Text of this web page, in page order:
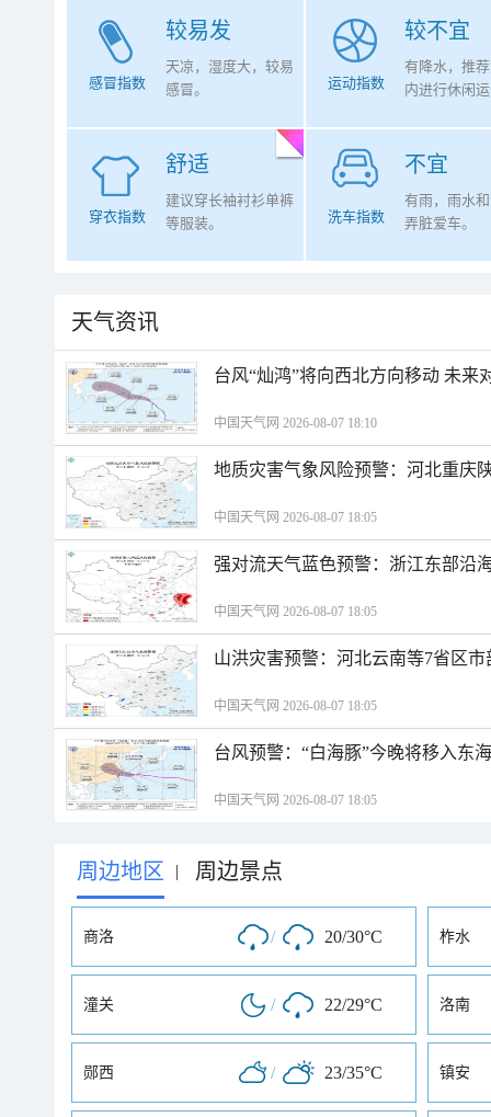
较易发
感冒指数
天凉，湿度大，较易
感冒。
较不宜
运动指数
有降水，推
内进行休闲
舒适
穿衣指数
建议穿长袖衬衫单裤
等服装。
不宜
洗车指数
有雨，雨水
弄脏爱车。
天气资讯
台风“灿鸿”将向西北方向移动 未来
中国天气网 2026-08-07 18:10
地质灾害气象风险预警：河北重庆
中国天气网 2026-08-07 18:05
强对流天气蓝色预警：浙江东部沿
中国天气网 2026-08-07 18:05
山洪灾害预警：河北云南等7省区
中国天气网 2026-08-07 18:05
台风预警：“白海豚”今晚将移入东
中国天气网 2026-08-07 18:05
周边地区 | 周边景点
商洛 / 20/30°C 柞水
潼关 / 22/29°C 洛南
郧西 / 23/35°C 镇安